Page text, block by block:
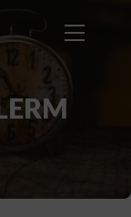
Menu